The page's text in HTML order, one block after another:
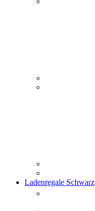
Ladenregale Schwarz